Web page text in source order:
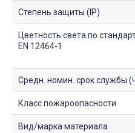
Степень защиты (IP)
Цветность света по
EN 12464-1
Средн. номин. срок службы
Класс пожароопасности
Вид/марка материала